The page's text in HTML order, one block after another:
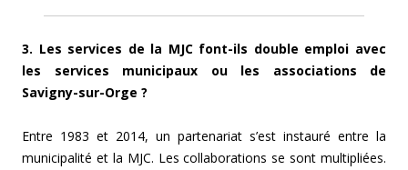
3. Les services de la MJC font-ils double emploi avec
les services municipaux ou les associations de
Savigny-sur-Orge ?
Entre 1983 et 2014, un partenariat s’est instauré entre la
municipalité et la MJC. Les collaborations se sont multipliées.